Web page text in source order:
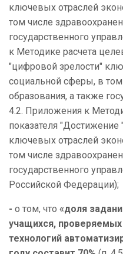
ключевых отраслей
том числе
государственного
к Методике расчета
"цифровой зрелости"
социальной сферы, в
образования, а также
4.2. Приложения к
показателя
ключевых отраслей
том числе
государственного
Российской Федерации);
- о том, что «доля
учащихся,
технологий